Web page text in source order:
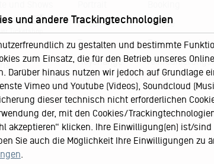
Ticketshop
KJ60
Team
Keychange
Jobs
Presse
Pressematerial
und andere Trackingtechnologien
zu gestalten und bestimmte
zum Einsatz, die für den Betrieb unseres
Darüber hinaus nutzen wir jedoch auf Grundlage
Vimeo und Youtube (Videos), Soundcloud
dieser technisch nicht erforderlichen
der, mit den Cookies/
akzeptieren“ klicken. Ihre Einwilligung(en) ist/
Sie auch die Möglichkeit Ihre Einwilligungen